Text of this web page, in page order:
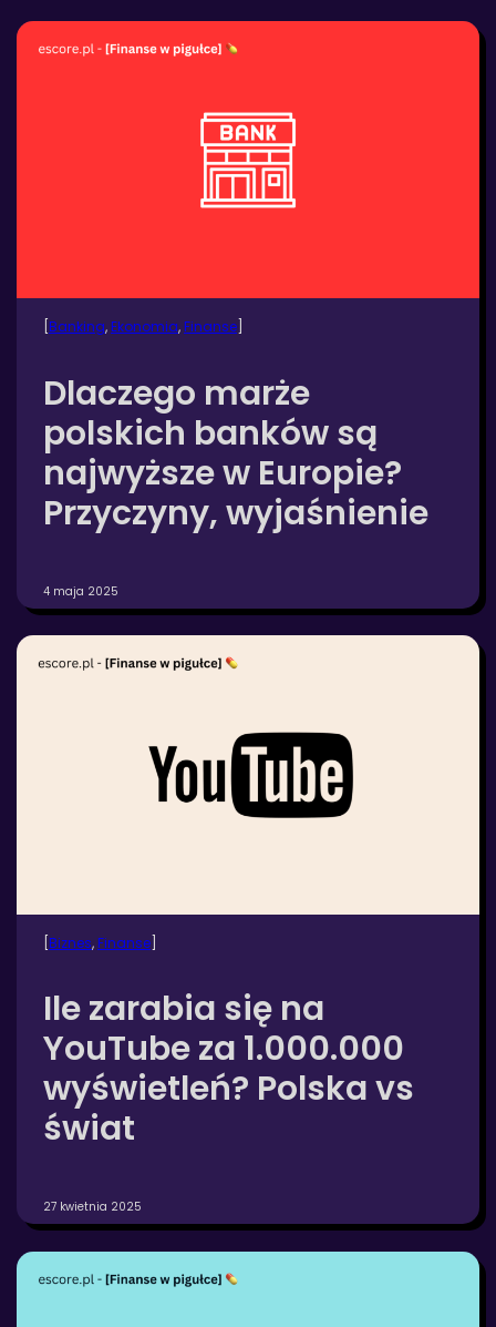
Banking, Ekonomia, Finanse
Dlaczego marże
polskich banków są
najwyższe w Europie?
Przyczyny, wyjaśnienie
4 maja 2025
Biznes, Finanse
Ile zarabia się na
YouTube za 1.000.000
wyświetleń? Polska vs
świat
27 kwietnia 2025